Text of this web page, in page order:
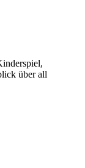
über all